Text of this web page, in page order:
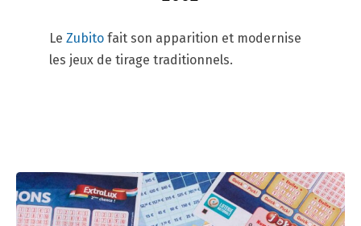
Le Zubitofait son apparition et modernise
les jeux de tirage traditionnels.